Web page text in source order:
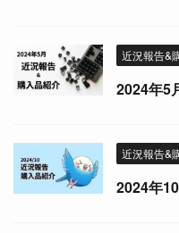
近況報告&
2024年5
近況報告&
2024年